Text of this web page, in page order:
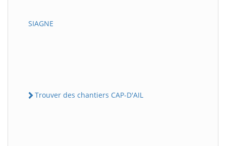
SIAGNE
Trouver des chantiers CAP-D'AIL